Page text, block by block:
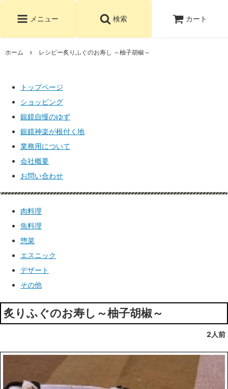
メニュー 検索 カート
ホーム レシピー炙りふぐのお寿し ～柚子胡椒～
トップページ
ショッピング
銀鏡自慢のゆず
銀鏡神楽が根付く地
業務用について
会社概要
お問い合わせ
肉料理
魚料理
惣菜
エスニック
デザート
その他
炙りふぐのお寿し～柚子胡椒～
2人前